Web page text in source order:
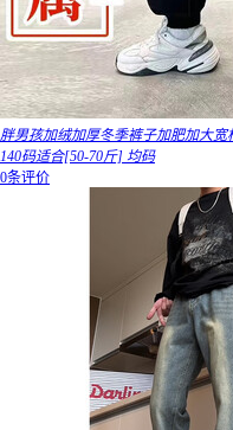
胖男孩加绒加厚冬季裤子加肥加大
140码适合[50-70斤] 均码
0条评价